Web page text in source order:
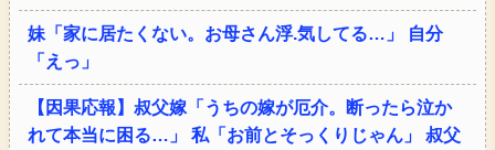
妹「家に居たくない。お母さん浮.気してる…」 自分
「えっ」
【因果応報】叔父嫁「うちの嫁が厄介。断ったら泣か
れて本当に困る…」 私「お前とそっくりじゃん」 叔父